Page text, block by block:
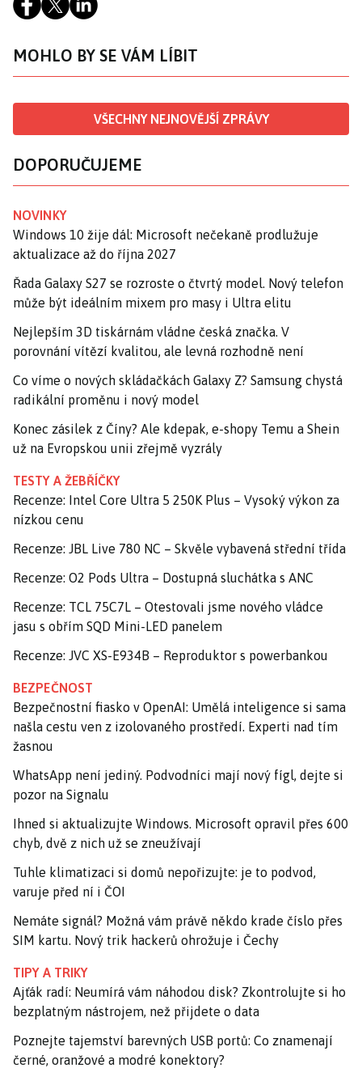
MOHLO BY SE VÁM LÍBIT
VŠECHNY NEJNOVĚJŠÍ ZPRÁVY
DOPORUČUJEME
NOVINKY
Windows 10 žije dál: Microsoft nečekaně prodlužuje
aktualizace až do října 2027
Řada Galaxy S27 se rozroste o čtvrtý model. Nový telefon
může být ideálním mixem pro masy i Ultra elitu
Nejlepším 3D tiskárnám vládne česká značka. V
porovnání vítězí kvalitou, ale levná rozhodně není
Co víme o nových skládačkách Galaxy Z? Samsung chystá
radikální proměnu i nový model
Konec zásilek z Číny? Ale kdepak, e-shopy Temu a Shein
už na Evropskou unii zřejmě vyzrály
TESTY A ŽEBŘÍČKY
Recenze: Intel Core Ultra 5 250K Plus – Vysoký výkon za
nízkou cenu
Recenze: JBL Live 780 NC – Skvěle vybavená střední třída
Recenze: O2 Pods Ultra – Dostupná sluchátka s ANC
Recenze: TCL 75C7L – Otestovali jsme nového vládce
jasu s obřím SQD Mini-LED panelem
Recenze: JVC XS-E934B – Reproduktor s powerbankou
BEZPEČNOST
Bezpečnostní fiasko v OpenAI: Umělá inteligence si sama
našla cestu ven z izolovaného prostředí. Experti nad tím
žasnou
WhatsApp není jediný. Podvodníci mají nový fígl, dejte si
pozor na Signalu
Ihned si aktualizujte Windows. Microsoft opravil přes 600
chyb, dvě z nich už se zneužívají
Tuhle klimatizaci si domů nepořizujte: je to podvod,
varuje před ní i ČOI
Nemáte signál? Možná vám právě někdo krade číslo přes
SIM kartu. Nový trik hackerů ohrožuje i Čechy
TIPY A TRIKY
Ajťák radí: Neumírá vám náhodou disk? Zkontrolujte si ho
bezplatným nástrojem, než přijdete o data
Poznejte tajemství barevných USB portů: Co znamenají
černé, oranžové a modré konektory?